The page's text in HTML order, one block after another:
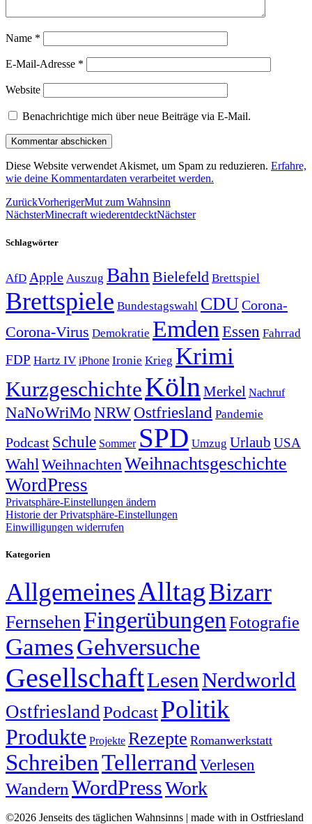
Name *
E-Mail-Adresse *
Website
Benachrichtige mich über neue Beiträge via E-Mail.
Diese Website verwendet Akismet, um Spam zu reduzieren. Erfahre,
wie deine Kommentardaten verarbeitet werden.
ZurückVorherigerMut zum Wahnsinn
NächsterMinecraft wiederentdecktNächster
Schlagwörter
AfD Apple Auszug Bahn Bielefeld Brettspiel
Brettspiele Bundestagswahl CDUCorona-
Corona-Virus Demokratie Emden Essen Fahrrad
FDP Hartz IV iPhone Ironie Krieg Krimi
KurzgeschichteKöln Merkel Nachruf
NaNoWriMo NRWOstfriesland Pandemie
Podcast Schule Sommer SPD Umzug Urlaub USA
Wahl Weihnachten Weihnachtsgeschichte
WordPress
Privatsphäre-Einstellungen ändern
Historie der Privatsphäre-Einstellungen
Einwilligungen widerrufen
Kategorien
AllgemeinesAlltagBizarr
FernsehenFingerübungen Fotografie
GamesGehversuche
GesellschaftLesenNerdworld
OstfrieslandPodcastPolitik
Produkte Projekte Rezepte Romanwerkstatt
SchreibenTellerrand Verlesen
Wandern WordPressWork
©2026 Jenseits des täglichen Wahnsinns | made with in Ostfriesland